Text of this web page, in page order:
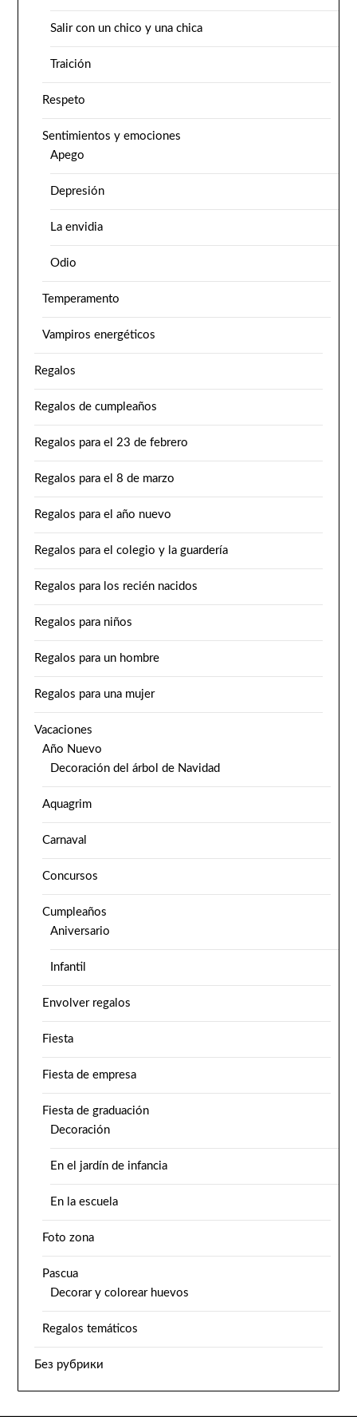
Salir con un chico y una chica
Traición
Respeto
Sentimientos y emociones
Apego
Depresión
La envidia
Odio
Temperamento
Vampiros energéticos
Regalos
Regalos de cumpleaños
Regalos para el 23 de febrero
Regalos para el 8 de marzo
Regalos para el año nuevo
Regalos para el colegio y la guardería
Regalos para los recién nacidos
Regalos para niños
Regalos para un hombre
Regalos para una mujer
Vacaciones
Año Nuevo
Decoración del árbol de Navidad
Aquagrim
Carnaval
Concursos
Cumpleaños
Aniversario
Infantil
Envolver regalos
Fiesta
Fiesta de empresa
Fiesta de graduación
Decoración
En el jardín de infancia
En la escuela
Foto zona
Pascua
Decorar y colorear huevos
Regalos temáticos
Без рубрики